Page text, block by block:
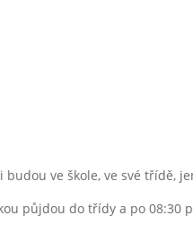
budou ve škole, ve své třídě,
půjdou do třídy a po 08:30